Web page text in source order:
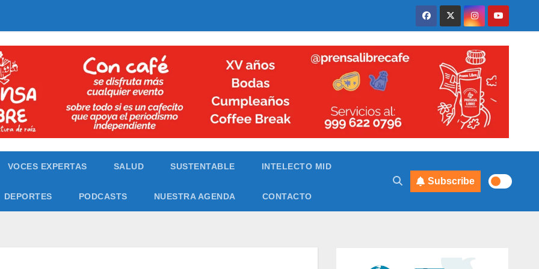
VOCES EXPERTAS SALUD SUSTENTABLE INTELECTO MID
DEPORTES PODCASTS NUESTRA AGENDA CONTACTO
Subscribe